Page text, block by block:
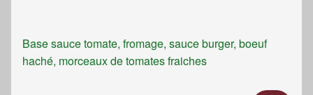
Base sauce tomate, fromage, sauce burger, boeuf
haché, morceaux de tomates fraiches